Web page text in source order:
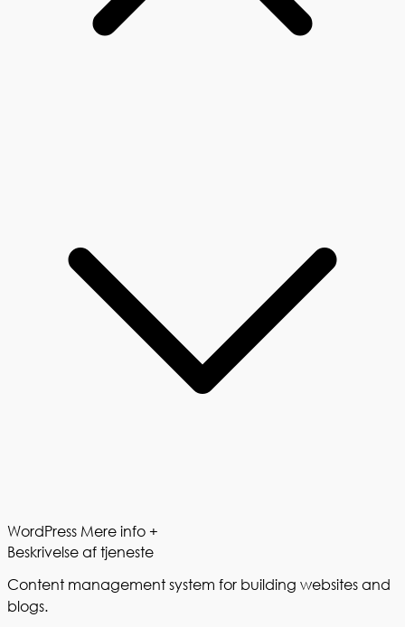
WordPress Mere info +
Beskrivelse af tjeneste
Content management system for building websites and
blogs.